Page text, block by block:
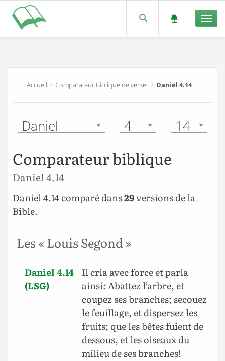
Accueil / Comparateur Biblique de verset/ Daniel 4.14
Daniel 4 14
Comparateur biblique
Daniel 4.14
Daniel 4.14 comparé dans29versions de la
Bible.
Les « Louis Segond »
Daniel 4.14
(LSG)
Il cria avec force et parla
ainsi: Abattez l’arbre, et
coupez ses branches; secouez
le feuillage, et dispersez les
fruits; que les bêtes fuient de
dessous, et les oiseaux du
milieu de ses branches!